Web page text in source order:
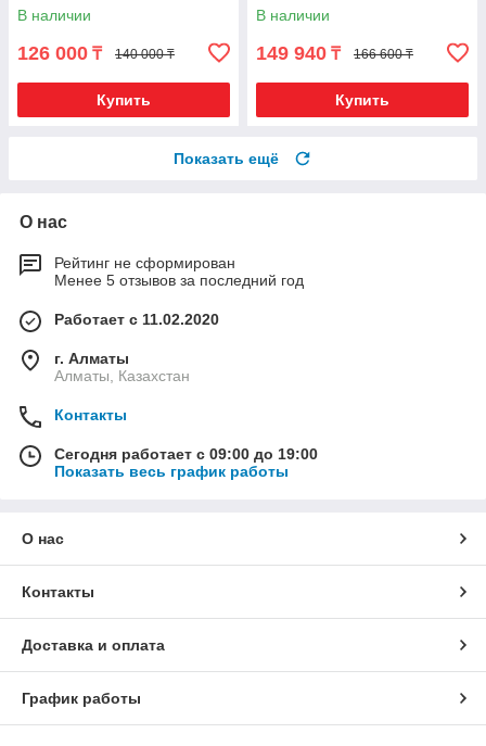
В наличии
126 000 ₸ 140 000 ₸
Купить
В наличии
149 940 ₸ 166 600 ₸
Купить
Показать ещё
О нас
Рейтинг не сформирован
Менее 5 отзывов за последний год
Работает с 11.02.2020
г. Алматы
Алматы, Казахстан
Контакты
Сегодня работает с 09:00 до 19:00
Показать весь график работы
О нас
Контакты
Доставка и оплата
График работы